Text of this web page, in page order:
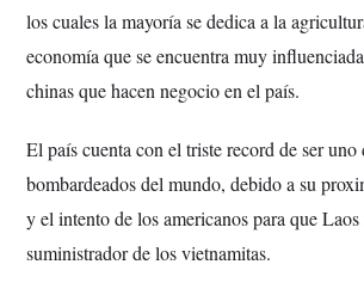
los cuales la mayoría se dedica a la
economía que se encuentra muy
chinas que hacen negocio en el país.
El país cuenta con el triste record de ser uno
bombardeados del mundo, debido a su
y el intento de los americanos para que
suministrador de los vietnamitas.